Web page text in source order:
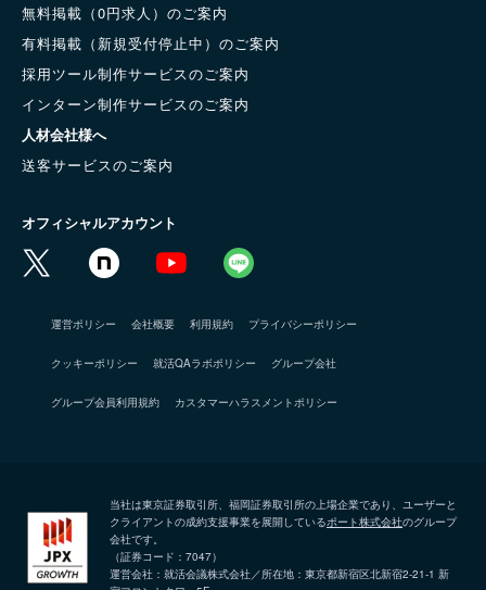
無料掲載（0円求人）のご案内
有料掲載（新規受付停止中）のご案内
採用ツール制作サービスのご案内
インターン制作サービスのご案内
人材会社様へ
送客サービスのご案内
オフィシャルアカウント
運営ポリシー 会社概要 利用規約 プライバシーポリシー
クッキーポリシー 就活QAラボポリシー グループ会社
グループ会員利用規約 カスタマーハラスメントポリシー
当社は東京証券取引所、福岡証券取引所の上場企業であり、ユーザーと
クライアントの成約支援事業を展開しているポート株式会社のグループ
会社です。
（証券コード：7047）
運営会社：就活会議株式会社／所在地：東京都新宿区北新宿2-21-1 新